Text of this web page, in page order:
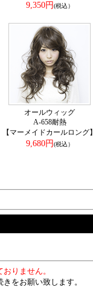
9,350円(税込）
オールウィッグ
A-658耐熱
【マーメイドカールロング】
9,680円(税込）
りません。
をお願い致します。